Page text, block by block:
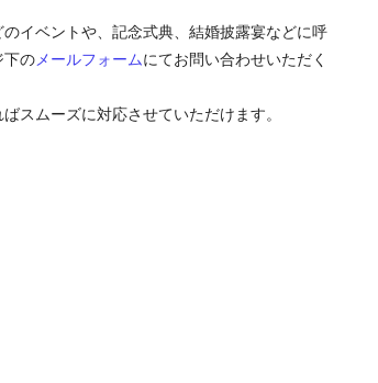
イベントや、記念式典、結婚披露宴などに呼
下の メールフォームにてお問い合わせいただく
スムーズに対応させていただけます。